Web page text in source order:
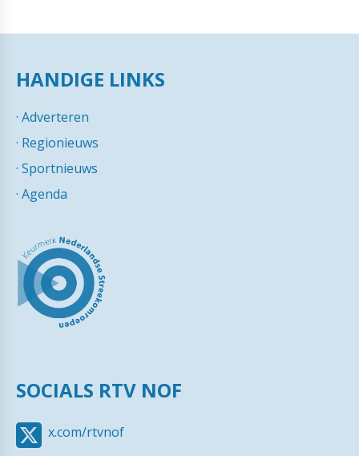
HANDIGE LINKS
· Adverteren
· Regionieuws
· Sportnieuws
· Agenda
SOCIALS RTV NOF
x.com/rtvnof